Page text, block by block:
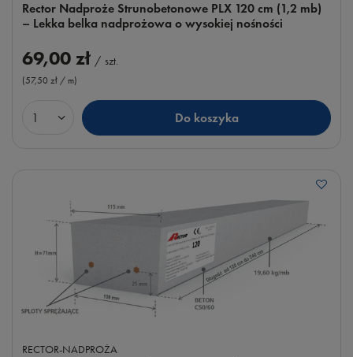
Rector Nadproże Strunobetonowe PLX 120 cm (1,2 mb)
– Lekka belka nadprożowa o wysokiej nośności
69,00 zł / szt.
(57,50 zł / m)
Ilość produktów Do koszyka
RECTOR-NADPROŻA